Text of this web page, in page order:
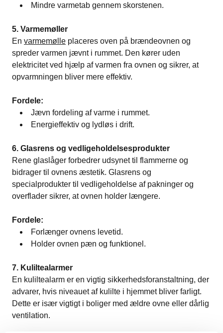
Mindre varmetab gennem skorstenen.
5. Varmemøller
En varmemølle placeres oven på brændeovnen og
spreder varmen jævnt i rummet. Den kører uden
elektricitet ved hjælp af varmen fra ovnen og sikrer, at
opvarmningen bliver mere effektiv.
Fordele:
Jævn fordeling af varme i rummet.
Energieffektiv og lydløs i drift.
6. Glasrens og vedligeholdelsesprodukter
Rene glaslåger forbedrer udsynet til flammerne og
bidrager til ovnens æstetik. Glasrens og
specialprodukter til vedligeholdelse af pakninger og
overflader sikrer, at ovnen holder længere.
Fordele:
Forlænger ovnens levetid.
Holder ovnen pæn og funktionel.
7. Kuliltealarmer
En kuliltealarm er en vigtig sikkerhedsforanstaltning, der
advarer, hvis niveauet af kulilte i hjemmet bliver farligt.
Dette er især vigtigt i boliger med ældre ovne eller dårlig
ventilation.